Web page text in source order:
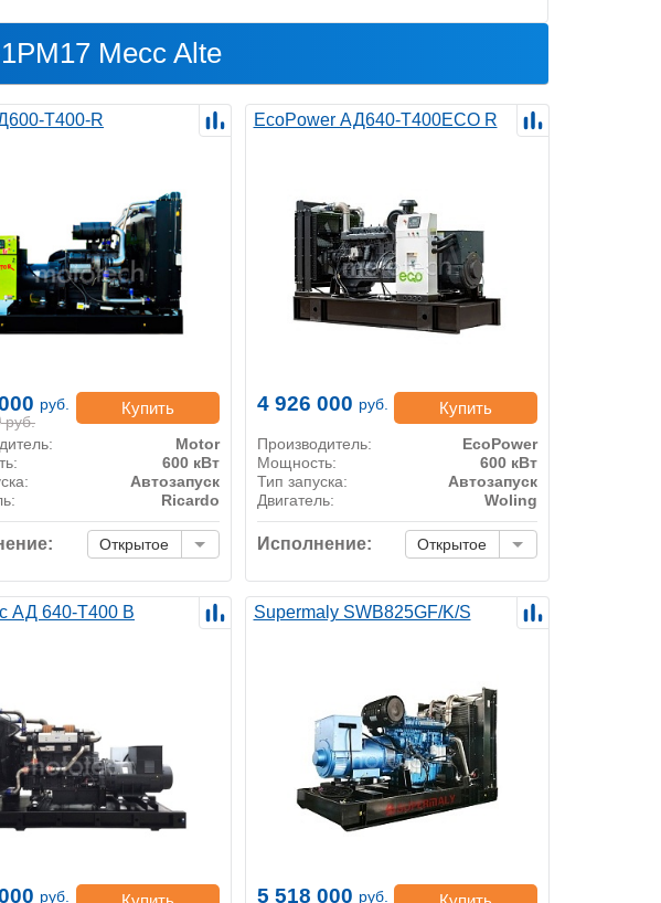
Mecc Alte
Т400-R
руб.
руб. Купить
Motor
600 кВт
Автозапуск
Ricardo
Открытое
EcoPower АД640-T400ECO R
4 926 000 руб. Купить
Производитель:
EcoPower
Мощность:
600 кВт
Тип запуска:
Автозапуск
Двигатель:
Woling
Исполнение: Открытое
АД 640-Т400 B
руб.
Supermaly SWB825GF/K/S
5 518 000 руб.